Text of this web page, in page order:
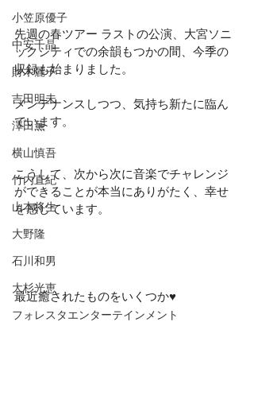
小笠原優子
中安千晶
財木麗子
吉田明未
澤田薫
横山慎吾
竹内直紀
山本将生
大野隆
石川和男
大杉光恵
フォレスタエンターテインメント
先週の春ツアー ラストの公演、大宮ソニ
ックシティでの余韻もつかの間、今季の
収録も始まりました。
メンテナンスしつつ、気持ち新たに臨ん
でいます。
こうして、次から次に音楽でチャレンジ
ができることが本当にありがたく、幸せ
を感じています。
最近癒されたものをいくつか♥️